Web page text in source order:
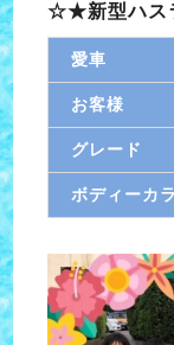
☆★新型ハス
愛車
お客様
グレード
ボディーカ